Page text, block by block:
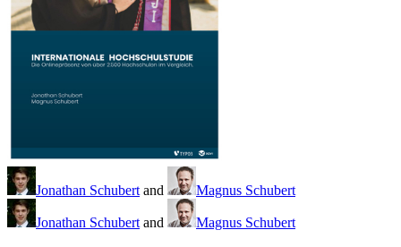
Jonathan Schubertand Magnus Schubert
Jonathan Schubertand
Magnus Schubert